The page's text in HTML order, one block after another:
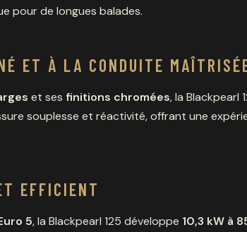
pour de longues balades.
ET À LA CONDUITE
et ses finitions chromées, la Blackpearl
souplesse et réactivité, offrant une
EFFICIENT
5, la Blackpearl 125 développe 10,3 kW à